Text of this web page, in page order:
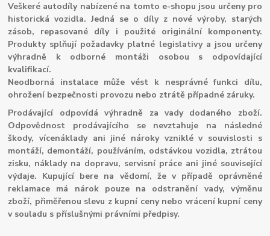
Veškeré autodíly nabízené na tomto e-shopu jsou určeny pro
historická vozidla. Jedná se o díly z nové výroby, starých
zásob, repasované díly i použité originální komponenty.
Produkty splňují požadavky platné legislativy a jsou určeny
výhradně k odborné montáži osobou s odpovídající
kvalifikací.
Neodborná instalace může vést k nesprávné funkci dílu,
ohrožení bezpečnosti provozu nebo ztrátě případné záruky.
Prodávající odpovídá výhradně za vady dodaného zboží.
Odpovědnost prodávajícího se nevztahuje na následné
škody, vícenáklady ani jiné nároky vzniklé v souvislosti s
montáží, demontáží, používáním, odstávkou vozidla, ztrátou
zisku, náklady na dopravu, servisní práce ani jiné související
výdaje. Kupující bere na vědomí, že v případě oprávněné
reklamace má nárok pouze na odstranění vady, výměnu
zboží, přiměřenou slevu z kupní ceny nebo vrácení kupní ceny
v souladu s příslušnými právními předpisy.